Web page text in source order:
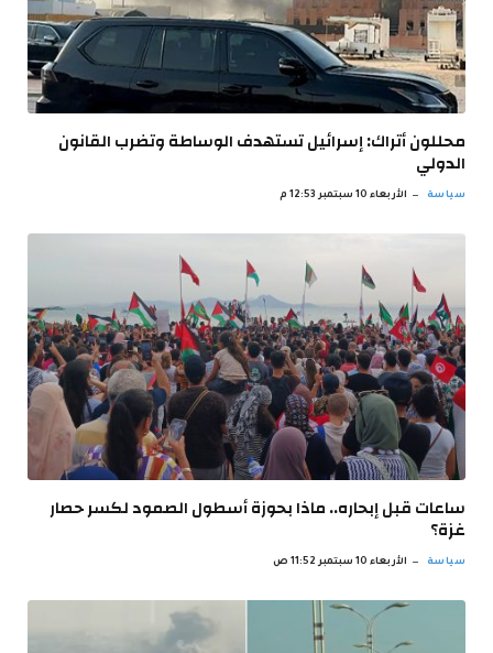
محللون أتراك: إسرائيل تستهدف الوساطة وتضرب القانون
الدولي
سياسة الأربعاء 10 سبتمبر 12:53 م
ساعات قبل إبحاره.. ماذا بحوزة أسطول الصمود لكسر حصار
غزة؟
سياسة الأربعاء 10 سبتمبر 11:52 ص